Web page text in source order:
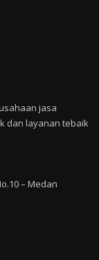
jasa
dan layanan tebaik
– Medan